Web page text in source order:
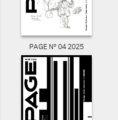
PAGE N° 04 2025